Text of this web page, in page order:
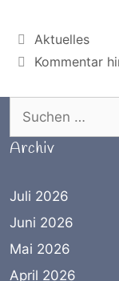
Kategorien
Aktuelles
Kommentar
Suchen nach:
Archiv
Juli 2026
Juni 2026
Mai 2026
April 2026